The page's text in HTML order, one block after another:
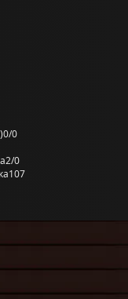
0/0
2/0
107